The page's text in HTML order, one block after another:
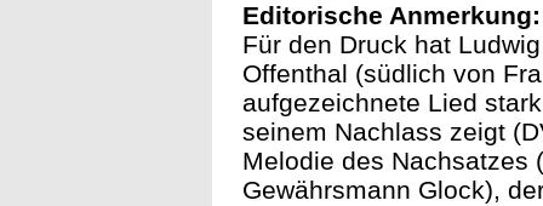
Editorische Anmerkung:
Für den Druck hat
Offenthal (südlich von
aufgezeichnete Lied
seinem Nachlass zeigt
Melodie des Nachsatzes
Gewährsmann Glock),